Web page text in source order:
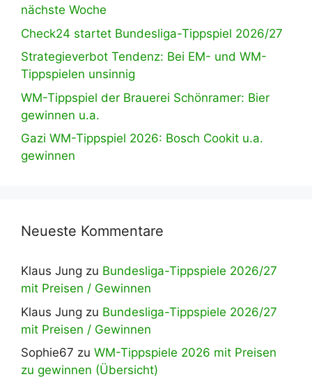
nächste Woche
Check24 startet Bundesliga-Tippspiel 2026/27
Strategieverbot Tendenz: Bei EM- und WM-
Tippspielen unsinnig
WM-Tippspiel der Brauerei Schönramer: Bier
gewinnen u.a.
Gazi WM-Tippspiel 2026: Bosch Cookit u.a.
gewinnen
Neueste Kommentare
Klaus Jung zu Bundesliga-Tippspiele 2026/27
mit Preisen / Gewinnen
Klaus Jung zu Bundesliga-Tippspiele 2026/27
mit Preisen / Gewinnen
Sophie67 zu WM-Tippspiele 2026 mit Preisen
zu gewinnen (Übersicht)